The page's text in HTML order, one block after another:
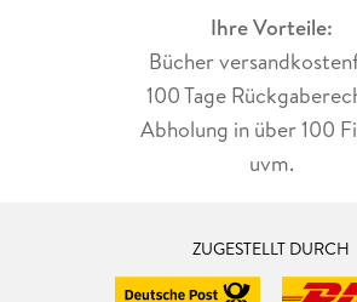
Ihre Vorteile:
Bücher
100 Tage
Abholung in über 100
uvm.
ZUGESTELLT DURCH